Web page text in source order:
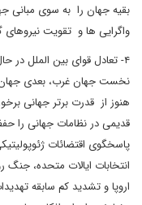
بقیه جهان را به سوی مبانی
واگرایی ها و تقویت نیروهای
۴- تعادل قوای بین الملل
نخست جهان غرب، بعدی
هنوز از قدرت برتر جهانی
قدیمی در نظامات جهانی را
پاسخگوی اقتضائات
انتخابات ایالات متحده، جنگ
اروپا و تشدید کم سابقه